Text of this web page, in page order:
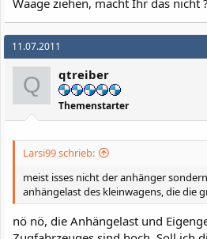
11.07.2011
Q qtreiber
Themenstarter
Larsi99 schrieb:
meist isses nicht der anhänger
anhängelast des kleinwagens, die die
nö nö, die Anhängelast und